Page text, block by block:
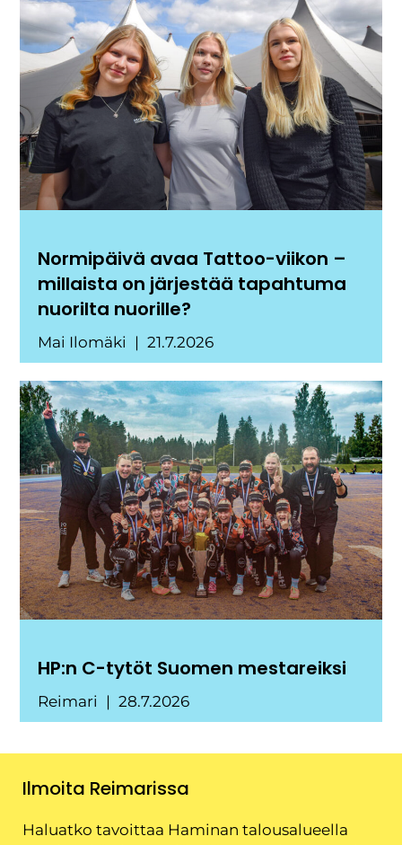
Normipäivä avaa Tattoo-viikon –
millaista on järjestää tapahtuma
nuorilta nuorille?
Mai Ilomäki 21.7.2026
HP:n C-tytöt Suomen mestareiksi
Reimari 28.7.2026
Ilmoita Reimarissa
Haluatko tavoittaa Haminan talousalueella